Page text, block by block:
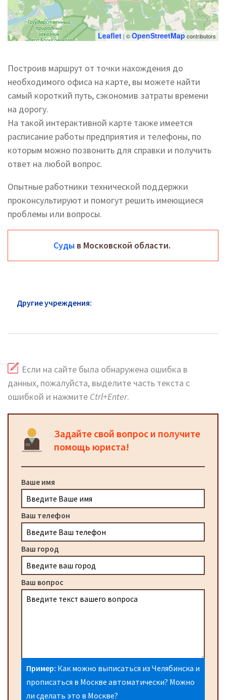
Leaflet | ©OpenStreetMap contributors
Построив маршрут от точки нахождения до
необходимого офиса на карте, вы можете найти
самый короткий путь, сэкономив затраты времени
на дорогу.
На такой интерактивной карте также имеется
расписание работы предприятия и телефоны, по
которым можно позвонить для справки и получить
ответ на любой вопрос.
Опытные работники технической поддержки
проконсультируют и помогут решить имеющиеся
проблемы или вопросы.
Суды в Московской области.
Другие учреждения:
Если на сайте была обнаружена ошибка в
данных, пожалуйста, выделите часть текста с
ошибкой и нажмите Ctrl+Enter.
Задайте свой вопрос и получите
помощь юриста!
Ваше имя
Ваш телефон
Ваш город
Ваш вопрос
Пример: Как можно выписаться из Челябинска и
прописаться в Москве автоматически? Можно
ли сделать это в Москве?